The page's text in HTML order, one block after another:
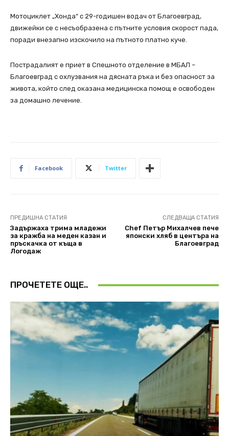
Мотоциклет „Хонда“ с 29-годишен водач от Благоевград,
движейки се с несъобразена с пътните условия скорост пада,
поради внезапно изскочило на пътното платно куче.
Пострадалият е приет в Спешното отделение в МБАЛ –
Благоевград с охлузвания на дясната ръка и без опасност за
живота, който след оказана медицинска помощ е освободен
за домашно лечение.
Facebook Twitter
ПРЕДИШНА СТАТИЯ
Задържаха трима младежи
за кражба на меден казан и
пръскачка от къща в
Логодаж
СЛЕДВАЩА СТАТИЯ
Chef Петър Михалчев пече
японски хляб в центъра на
Благоевград
ПРОЧЕТЕТЕ ОЩЕ..